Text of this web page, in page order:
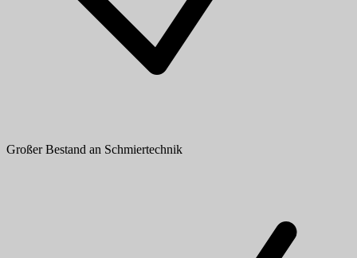
Großer Bestand an Schmiertechnik